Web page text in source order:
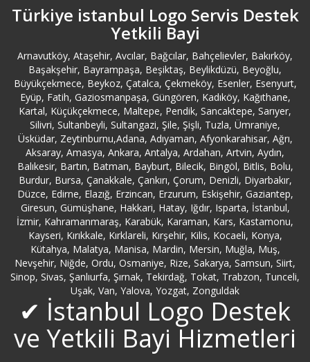
Balıkesir Logo Servisi
Bartın Logo Servisi
Batman Logo Servisi
Bayburt Logo Servisi
Bayrampaşa Logo Servisi
Bebek Logo Servisi
Beşiktaş Logo Servisi
Beykoz Logo Servisi
Beylerbeyi Logo Servisi
Bilecik Logo Servisi
Türkiye istanbul Logo Servis Destek
Yetkili Bayi
Arnavutköy, Ataşehir, Avcılar, Bağcılar, Bahçelievler, Bakırköy,
Başakşehir, Bayrampaşa, Beşiktaş, Beylikdüzü, Beyoğlu,
Büyükçekmece, Beykoz, Çatalca, Çekmeköy, Esenler, Esenyurt,
Eyüp, Fatih, Gaziosmanpaşa, Güngören, Kadıköy, Kağıthane,
Kartal, Küçükçekmece, Maltepe, Pendik, Sancaktepe, Sarıyer,
Silivri, Sultanbeyli, Sultangazi, Şile, Şişli, Tuzla, Ümraniye,
Üsküdar, Zeytinburnu,Adana, Adıyaman, Afyonkarahisar, Ağrı,
Aksaray, Amasya, Ankara, Antalya, Ardahan, Artvin, Aydın,
Balıkesir, Bartın, Batman, Bayburt, Bilecik, Bingöl, Bitlis, Bolu,
Burdur, Bursa, Çanakkale, Çankırı, Çorum, Denizli, Diyarbakır,
Düzce, Edirne, Elazığ, Erzincan, Erzurum, Eskişehir, Gaziantep,
Giresun, Gümüşhane, Hakkari, Hatay, Iğdır, Isparta, İstanbul,
İzmir, Kahramanmaraş, Karabük, Karaman, Kars, Kastamonu,
Kayseri, Kırıkkale, Kırklareli, Kırşehir, Kilis, Kocaeli, Konya,
Kütahya, Malatya, Manisa, Mardin, Mersin, Muğla, Muş,
Nevşehir, Niğde, Ordu, Osmaniye, Rize, Sakarya, Samsun, Siirt,
Sinop, Sivas, Şanlıurfa, Şırnak, Tekirdağ, Tokat, Trabzon, Tunceli,
Uşak, Van, Yalova, Yozgat, Zonguldak
✔ İstanbul Logo Destek
ve Yetkili Bayi Hizmetleri